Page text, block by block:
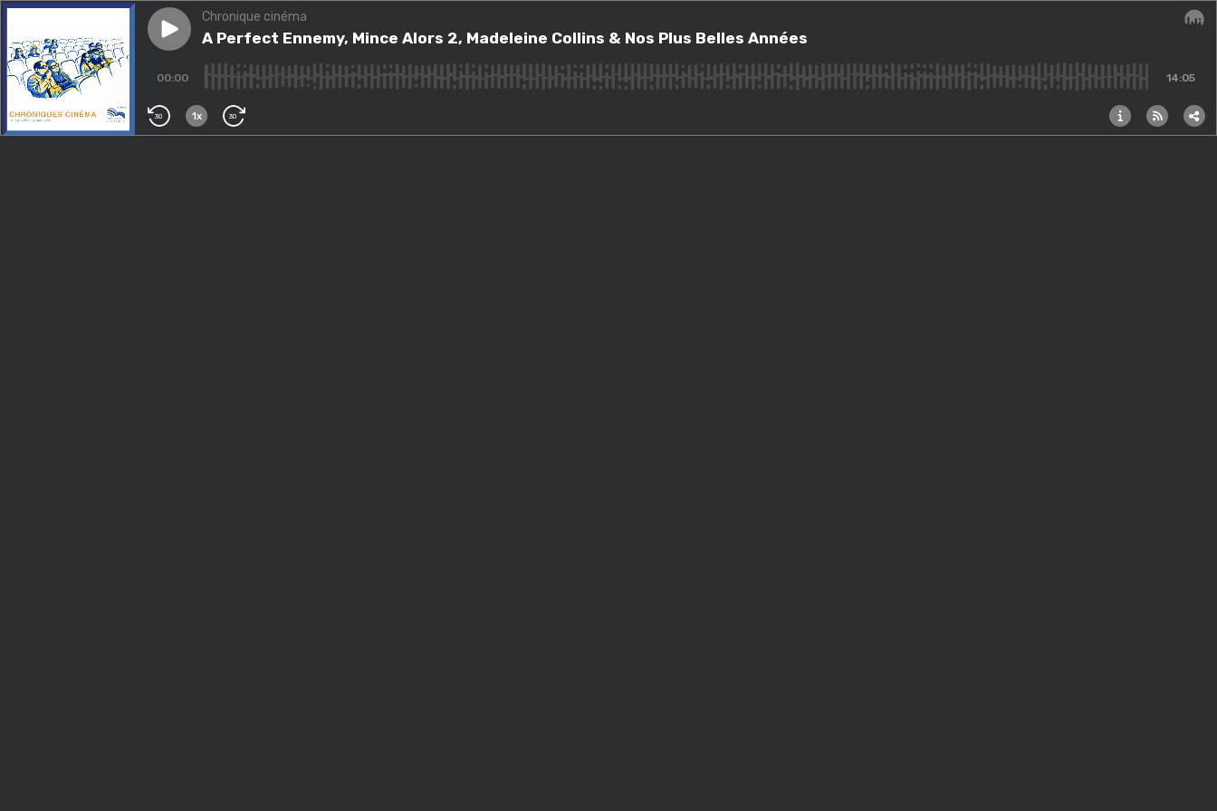
Play episodeA Perfect Ennemy, Mince Alors 2, Madeleine Collins & Nos Plus Belles Années
Chronique cinéma
A Perfect Ennemy, Mince Alors 2, Madeleine Collins & Nos Plus Belles Années
00:00 14:05
30 1x 30